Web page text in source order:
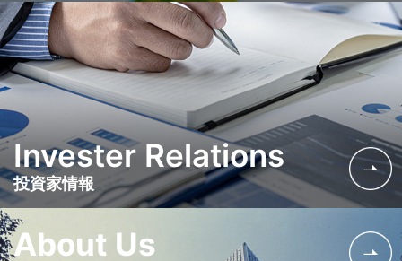
Invester Relations
投資家情報
About Us